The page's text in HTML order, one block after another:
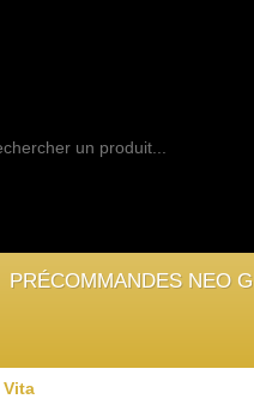
PRÉCOMMANDES NEO
Vita